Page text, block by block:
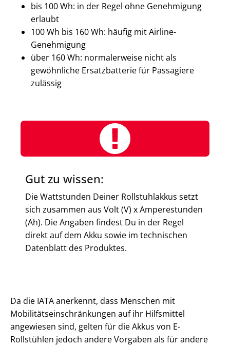
bis 100 Wh: in der Regel ohne Genehmigung
erlaubt
100 Wh bis 160 Wh: häufig mit Airline-
Genehmigung
über 160 Wh: normalerweise nicht als
gewöhnliche Ersatzbatterie für Passagiere
zulässig
Gut zu wissen:
Die Wattstunden Deiner Rollstuhlakkus setzt
sich zusammen aus Volt (V) x Amperestunden
(Ah). Die Angaben findest Du in der Regel
direkt auf dem Akku sowie im technischen
Datenblatt des Produktes.
Da die IATA anerkennt, dass Menschen mit
Mobilitätseinschränkungen auf ihr Hilfsmittel
angewiesen sind, gelten für die Akkus von E-
Rollstühlen jedoch andere Vorgaben als für andere